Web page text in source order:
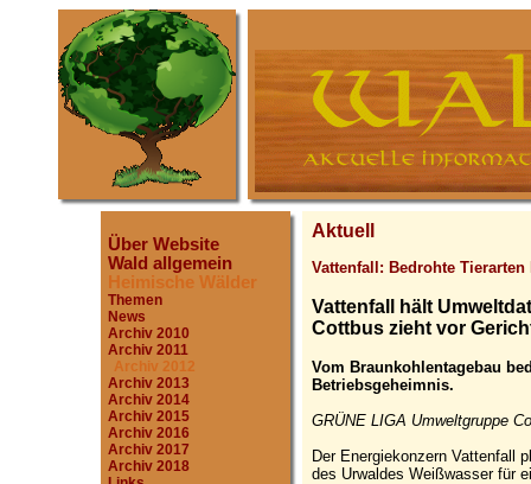
Über Website
Wald allgemein
Heimische Wälder
Themen
News
Archiv 2010
Archiv 2011
Archiv 2012
Archiv 2013
Archiv 2014
Archiv 2015
Archiv 2016
Archiv 2017
Archiv 2018
Aktuell
Vattenfall: Bedrohte
Vattenfall hält
Cottbus zieht vor
Vom Braunkohlentagebau
Betriebsgeheimnis.
GRÜNE LIGA Umweltgruppe
Der Energiekonzern Vattenfall
des Urwaldes Weißwasser für